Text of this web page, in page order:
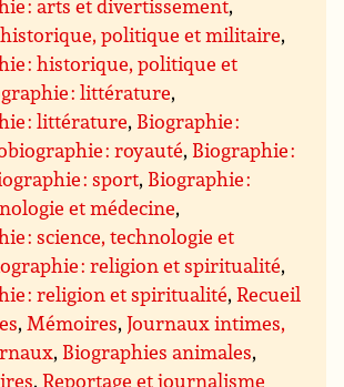
: arts et divertissement,
politique et militaire,
: historique, politique et
: littérature,
: littérature, Biographie :
: royauté, Biographie :
: sport, Biographie :
et médecine,
: science, technologie et
: religion et spiritualité,
: religion et spiritualité,Recueil
,Mémoires,Journaux intimes,
, Biographies animales,
,Reportage et journalisme